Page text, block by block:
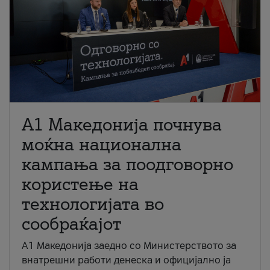
A1 Македонија почнува
моќна национална
кампања за поодговорно
користење на
технологијата во
сообраќајот
A1 Македонија заедно со Министерството за
внатрешни работи денеска и официјално ја